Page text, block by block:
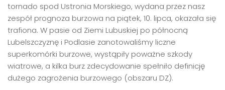
tornado spod Ustronia Morskiego, wydana przez nasz
zespół prognoza burzowa na piątek, 10. lipca, okazała się
trafiona. W pasie od Ziemi Lubuskiej po północną
Lubelszczyznę i Podlasie zanotowaliśmy liczne
superkomórki burzowe, wystąpiły poważne szkody
wiatrowe, a kilka burz zdecydowanie spełniło definicję
dużego zagrożenia burzowego (obszaru DZ).